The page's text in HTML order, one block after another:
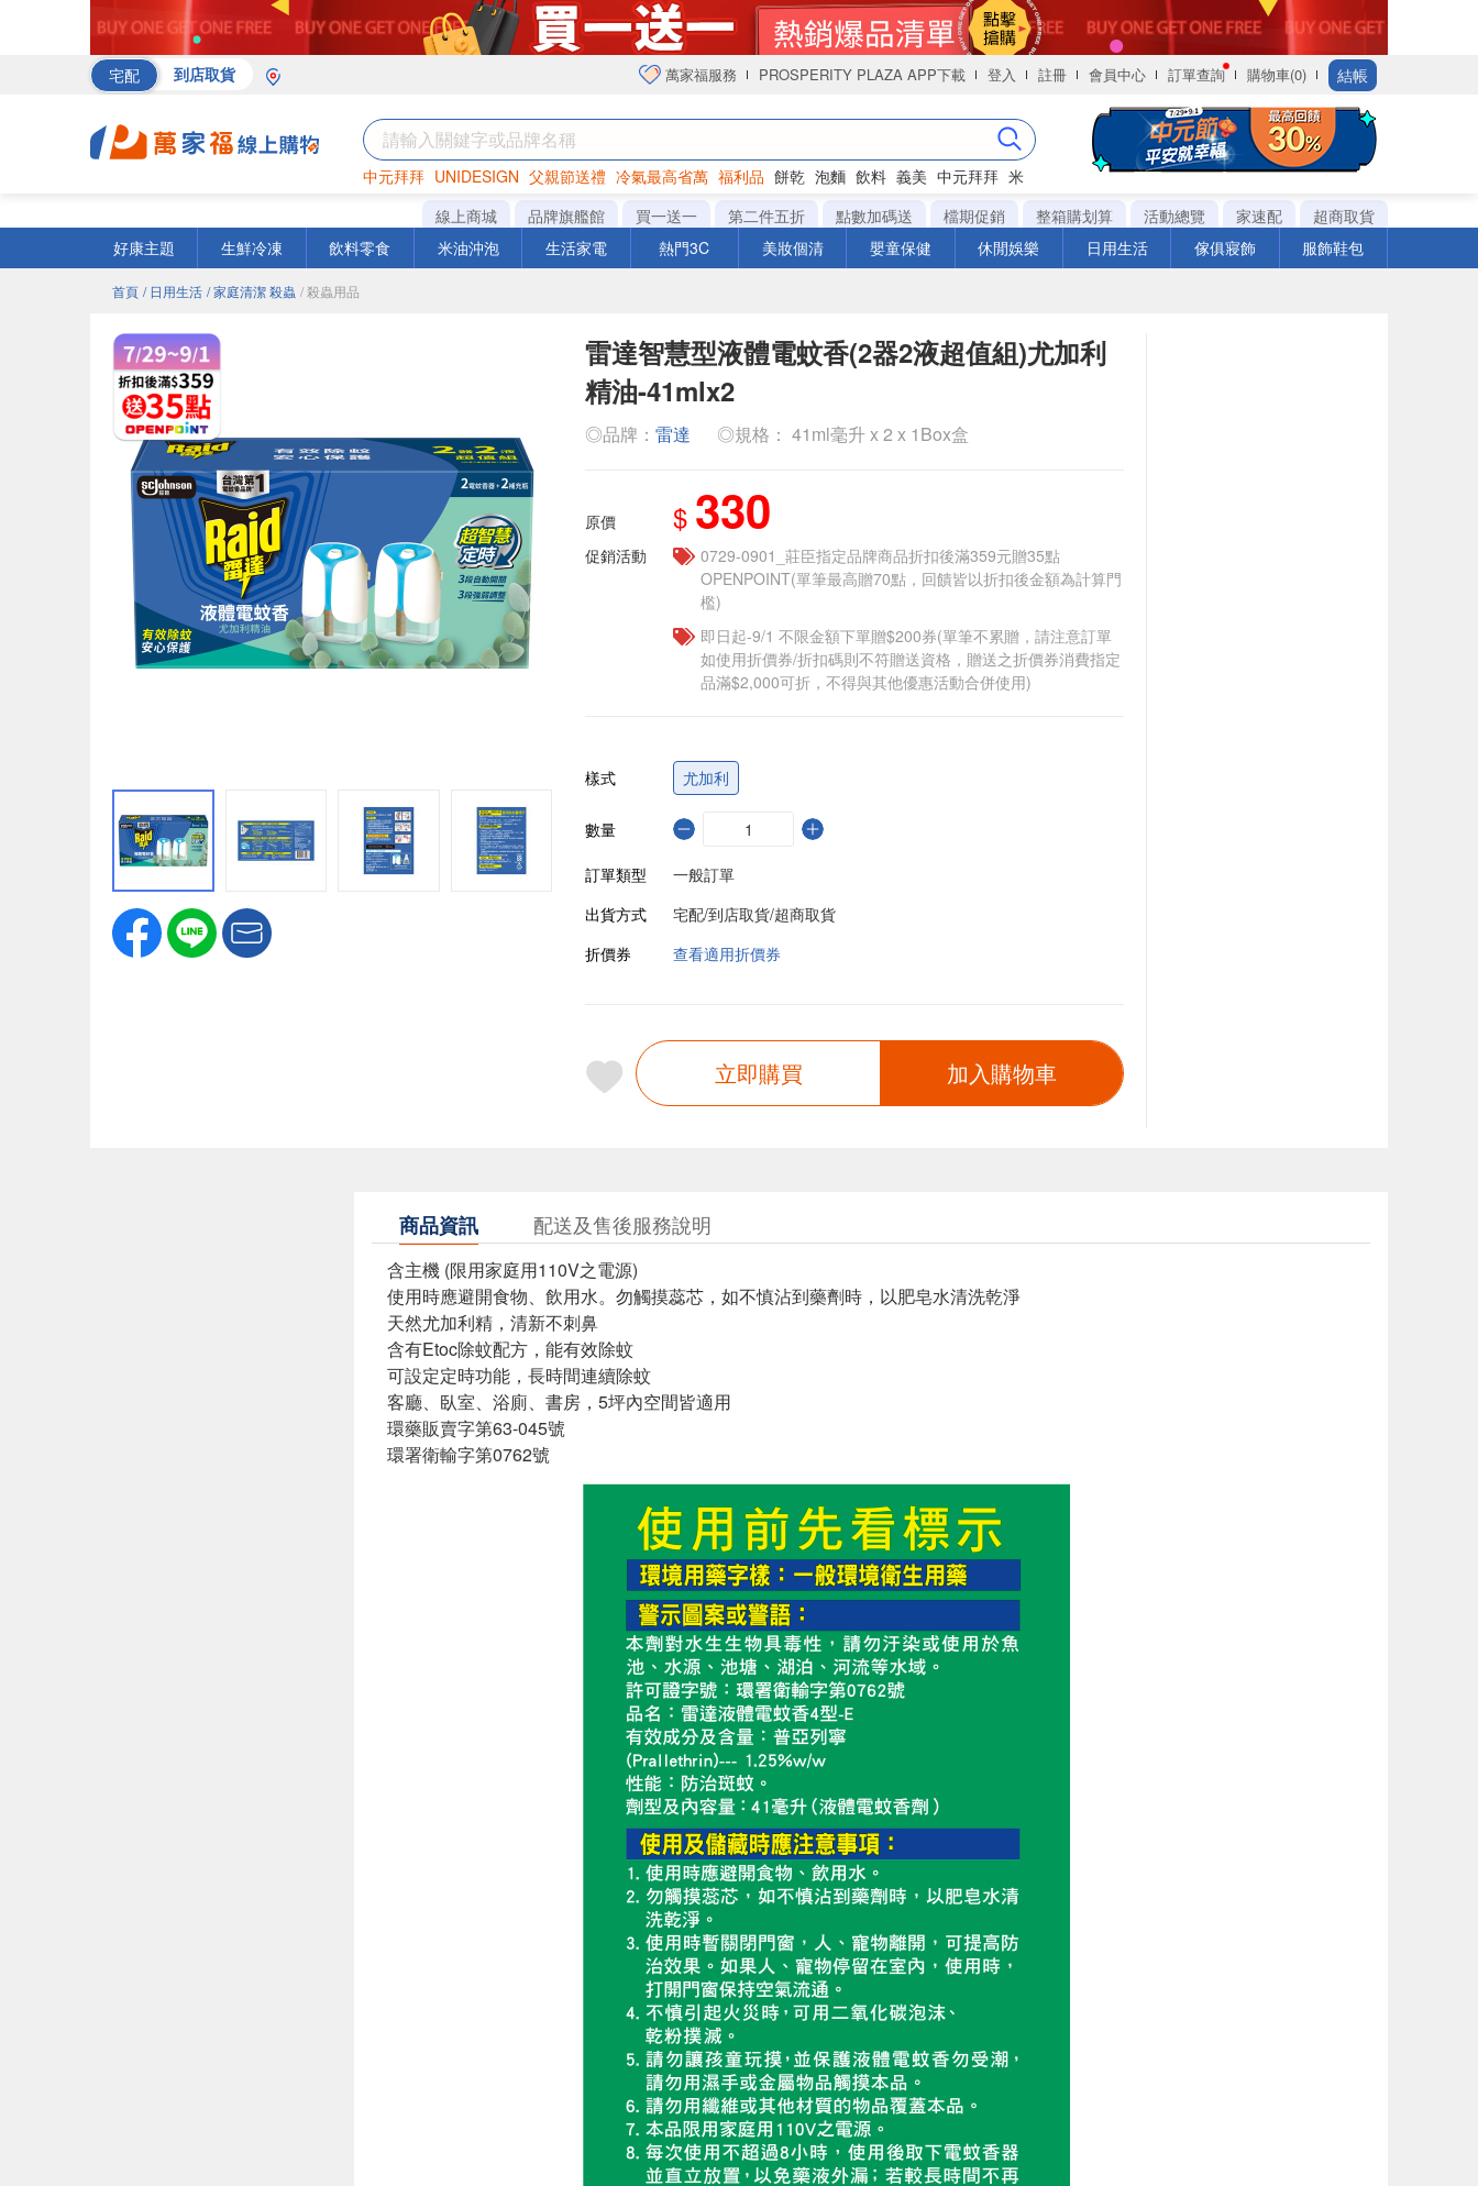
宅配 到店取貨 萬家福服務 PROSPERITY PLAZA APP下載 登入 註冊 會員中心 訂單查詢 購物車(0) 結帳
中元拜拜 UNIDESIGN 父親節送禮 冷氣最高省萬 福利品 餅乾 泡麵 飲料 義美 中元拜拜 米
海苔 巧克力 衛生紙
線上商城 品牌旗艦館 買一送一 第二件五折 點數加碼送 檔期促銷 整箱購划算 活動總覽 家速配
超商取貨
好康主題
生鮮冷凍 飲料零食 米油沖泡 生活家電 熱門3C 美妝個清 嬰童保健 休閒娛樂 日用生活 傢俱寢飾 服飾鞋包
首頁 / 日用生活 / 家庭清潔 殺蟲 / 殺蟲用品
雷達智慧型液體電蚊香(2器2液超值組)尤加利
精油-41mlx2
◎品牌： 雷達 ◎規格： 41ml毫升 x 2 x 1Box盒
原價 $ 330
促銷活動
0729-0901_莊臣指定品牌商品折扣後滿359元贈35點
OPENPOINT(單筆最高贈70點，回饋皆以折扣後金額為計算門
檻)
即日起-9/1 不限金額下單贈$200券(單筆不累贈，請注意訂單
如使用折價券/折扣碼則不符贈送資格，贈送之折價券消費指定
品滿$2,000可折，不得與其他優惠活動合併使用)
樣式 尤加利
數量
訂單類型
一般訂單
出貨方式
宅配/到店取貨/超商取貨
折價券
查看適用折價券
立即購買 加入購物車
商品資訊 配送及售後服務說明
含主機 (限用家庭用110V之電源)
使用時應避開食物、飲用水。勿觸摸蕊芯，如不慎沾到藥劑時，以肥皂水清洗乾淨
天然尤加利精，清新不刺鼻
含有Etoc除蚊配方，能有效除蚊
可設定定時功能，長時間連續除蚊
客廳、臥室、浴廁、書房，5坪內空間皆適用
環藥販賣字第63-045號
環署衛輸字第0762號